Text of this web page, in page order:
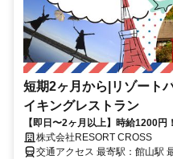
短期2ヶ月から|リゾート
イキングレストラン
【即日〜2ヶ月以上】時給1200
務✨未経験歓迎のバイキングレス
チ！
株式会社RESORT CROSS
交通アクセス 最寄駅：館山駅 最寄駅：館山駅 ★寮完備・赴任交通費